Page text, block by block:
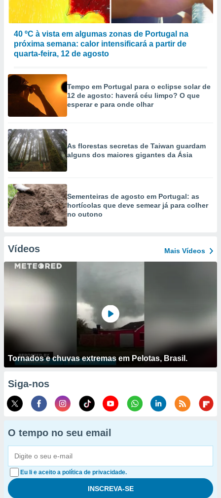
40 ºC à vista em algumas zonas de Portugal na
próxima semana: calor intensificará a partir de
quarta-feira, 12 de agosto
Tempo em Portugal para o eclipse solar de
12 de agosto: haverá céu limpo? O que
esperar e para onde olhar
As florestas secretas de Taiwan guardam
alguns dos maiores gigantes da Ásia
Sementeiras de agosto em Portugal: as
hortícolas que deve semear já para colher
no outono
Vídeos Mais Vídeos
Tornados e chuvas extremas em Pelotas, Brasil.
Siga-nos
O tempo no seu email
Eu li e aceito a política de privacidade.